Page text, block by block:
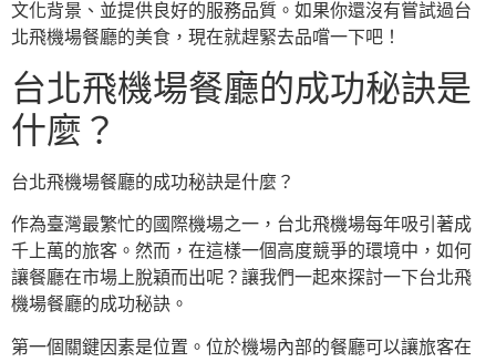
文化背景、並提供良好的服務品質。如果你還沒有嘗試過台
北飛機場餐廳的美食，現在就趕緊去品嚐一下吧！
台北飛機場餐廳的成功秘訣是
什麼？
台北飛機場餐廳的成功秘訣是什麼？
作為臺灣最繁忙的國際機場之一，台北飛機場每年吸引著成
千上萬的旅客。然而，在這樣一個高度競爭的環境中，如何
讓餐廳在市場上脫穎而出呢？讓我們一起來探討一下台北飛
機場餐廳的成功秘訣。
第一個關鍵因素是位置。位於機場內部的餐廳可以讓旅客在